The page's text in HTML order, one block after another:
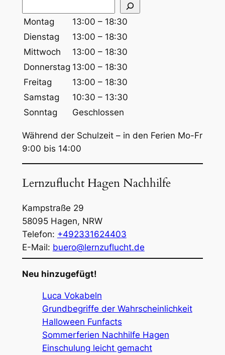
u
e
n
Montag
13:00 – 18:30
Dienstag
13:00 – 18:30
Mittwoch
13:00 – 18:30
Donnerstag 13:00 – 18:30
Freitag
13:00 – 18:30
Samstag
10:30 – 13:30
Sonntag
Geschlossen
Während der Schulzeit – in den Ferien Mo-Fr
9:00 bis 14:00
Lernzuflucht Hagen Nachhilfe
Kampstraße 29
58095Hagen, NRW
Telefon: +492331624403
E-Mail: buero@lernzuflucht.de
Neu hinzugefügt!
Luca Vokabeln
Grundbegriffe der Wahrscheinlichkeit
Halloween Funfacts
Sommerferien Nachhilfe Hagen
Einschulung leicht gemacht